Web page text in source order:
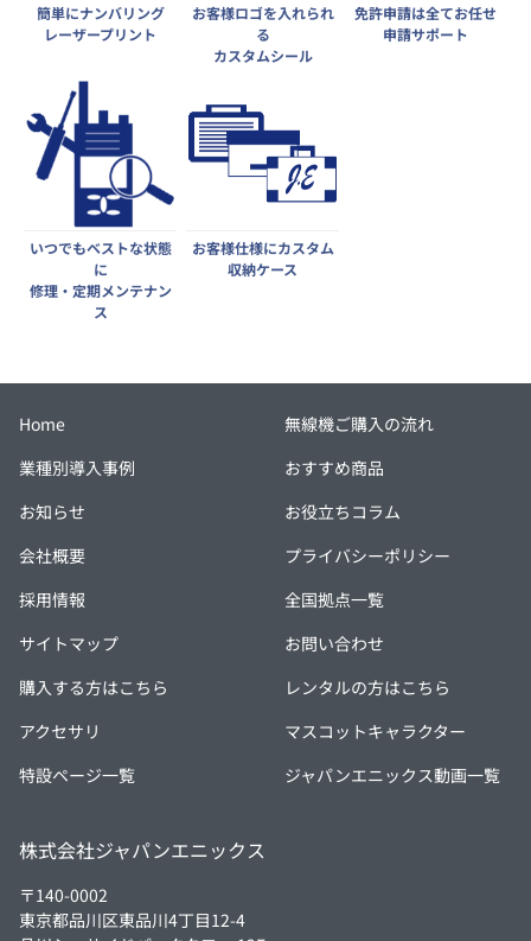
簡単にナンバリング
レーザープリント
お客様ロゴを入れられ
る
カスタムシール
免許申請は全てお任せ
申請サポート
いつでもベストな状態
に
修理・定期メンテナン
ス
お客様仕様にカスタム
収納ケース
Home
無線機ご購入の流れ
業種別導入事例
おすすめ商品
お知らせ
お役立ちコラム
会社概要
プライバシーポリシー
採用情報
全国拠点一覧
サイトマップ
お問い合わせ
購入する方はこちら
レンタルの方はこちら
アクセサリ
マスコットキャラクター
特設ページ一覧
ジャパンエニックス動画一覧
株式会社ジャパンエニックス
〒140-0002
東京都品川区東品川4丁目12-4